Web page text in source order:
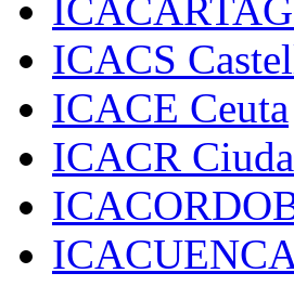
ICACS
ICACE Ceuta
ICACR